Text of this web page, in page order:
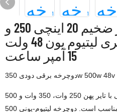
دوچرخه برقی تایر ضخیم 20 اینچی 250 و
350 و 500 وات با باتری لیتیوم یون 48 ولت
15 آمپر ساعت
دوچرخه برقی لیتیوم-یونی 20 اینچی با تایر پهن 250 وات، 350 وات و 500
وات و پدال، برای آقایان و خانم‌ها مناسب است. دوچرخه لیتیوم-یونی 500